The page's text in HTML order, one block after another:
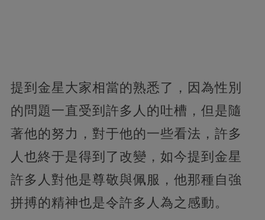
提到金星大家相當的熟悉了，因為性別
的問題一直受到許多人的吐槽，但是隨
著他的努力，對于他的一些看法，許多
人也終于是得到了改變，如今提到金星
許多人對他是尊敬與佩服，他那種自強
拼搏的精神也是令許多人為之感動。